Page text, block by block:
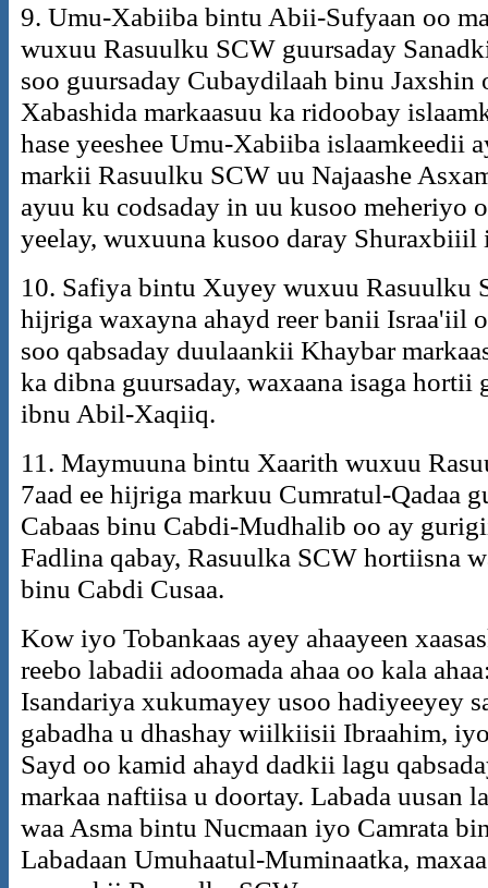
9. Umu-Xabiiba bintu Abii-Sufyaan oo
wuxuu Rasuulku SCW guursaday
soo guursaday Cubaydilaah binu Jaxshin
Xabashida markaasuu ka ridoobay
hase yeeshee Umu-Xabiiba islaamkeedii
markii Rasuulku SCW uu Najaashe
ayuu ku codsaday in uu kusoo meheriyo
yeelay, wuxuuna kusoo daray Shuraxbiiil
10. Safiya bintu Xuyey wuxuu Rasuulku
hijriga waxayna ahayd reer banii Israa'iil
soo qabsaday duulaankii Khaybar
ka dibna guursaday, waxaana isaga
ibnu Abil-Xaqiiq.
11. Maymuuna bintu Xaarith wuxuu
7aad ee hijriga markuu Cumratul-Qadaa
Cabaas binu Cabdi-Mudhalib oo ay
Fadlina qabay, Rasuulka SCW hortiisna
binu Cabdi Cusaa.
Kow iyo Tobankaas ayey ahaayeen
reebo labadii adoomada ahaa oo kala
Isandariya xukumayey usoo hadiyeeyey
gabadha u dhashay wiilkiisii Ibraahim,
Sayd oo kamid ahayd dadkii lagu
markaa naftiisa u doortay. Labada uusan
waa Asma bintu Nucmaan iyo Camrata
Labadaan Umuhaatul-Muminaatka,